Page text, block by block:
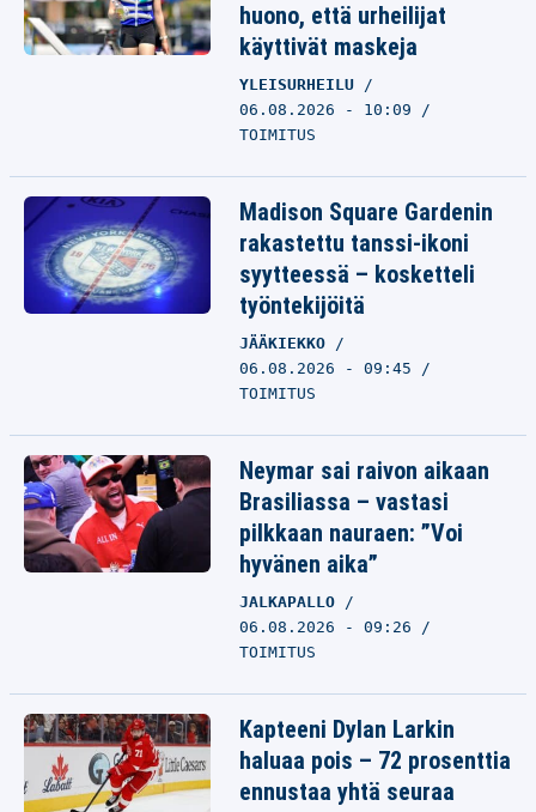
huono, että urheilijat
käyttivät maskeja
YLEISURHEILU
06.08.2026 - 10:09
TOIMITUS
Madison Square Gardenin
rakastettu tanssi-ikoni
syytteessä – kosketteli
työntekijöitä
JÄÄKIEKKO
06.08.2026 - 09:45
TOIMITUS
Neymar sai raivon aikaan
Brasiliassa – vastasi
pilkkaan nauraen: ”Voi
hyvänen aika”
JALKAPALLO
06.08.2026 - 09:26
TOIMITUS
Kapteeni Dylan Larkin
haluaa pois – 72 prosenttia
ennustaa yhtä seuraa